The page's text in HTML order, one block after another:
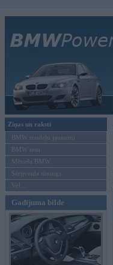
Ziņas un raksti
BMW modeļu jaunumi
BMW testi
Mēneša BMW
Sērijveida tūnings
Vel...
Gadījuma bilde